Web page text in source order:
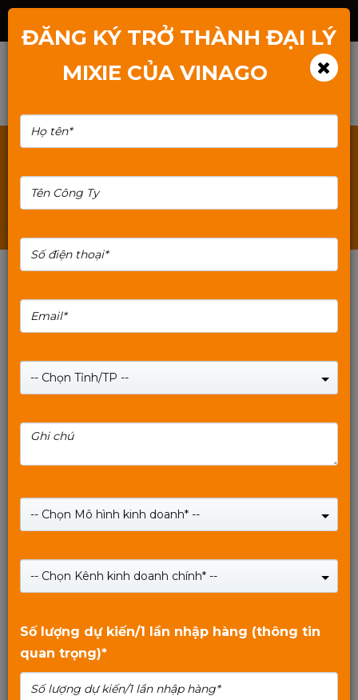
TRONG SUỐT MIXIE NEMO 28 - MÀU TRẮNG
Giá:790,000₫
SHOP NOW
5trên 5
ĐĂNG KÝ TRỞ THÀNH ĐẠI LÝ
MIXIE CỦA VINAGO
-- Chọn Tỉnh/TP --
-- Chọn Mô hình kinh doanh* --
-- Chọn Kênh kinh doanh chính* --
Số lượng dự kiến/1 lần nhập hàng (thông tin
quan trọng)*